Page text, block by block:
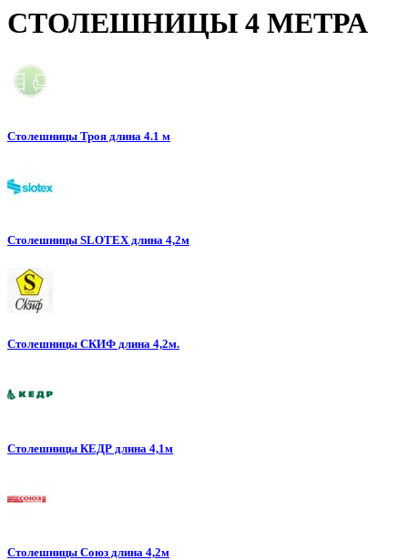
СТОЛЕШНИЦЫ 4 МЕТРА
Столешницы Троя длина 4.1 м
Столешницы SLOTEX длина 4,2м
Столешницы СКИФ длина 4,2м.
Столешницы КЕДР длина 4,1м
Столешницы Союз длина 4,2м